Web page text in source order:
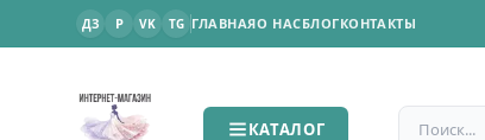
ДЗ P VK TG ГЛАВНАЯО НАСБЛОГКОНТАКТЫ
КАТАЛОГ Поиск по